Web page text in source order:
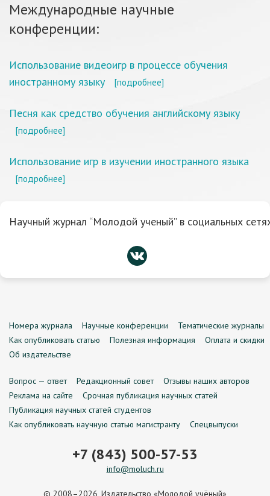
Международные научные
конференции:
Использование видеоигр в процессе обучения
иностранному языку
[подробнее]
Песня как средство обучения английскому языку
[подробнее]
Использование игр в изучении иностранного языка
[подробнее]
Научный журнал “Молодой ученый” в социальных
Номера журнала Научные конференции
Тематические журналы
Как опубликовать статью
Полезная информация
Оплата и скидки
Об издательстве
Вопрос — ответ Редакционный совет
Отзывы наших авторов
Реклама на сайте
Срочная публикация научных статей
Публикация научных статей студентов
Как опубликовать научную статью магистранту
Спецвыпуски
+7 (843) 500-57-53
info@moluch.ru
© 2008–2026, Издательство «Молодой учёный»